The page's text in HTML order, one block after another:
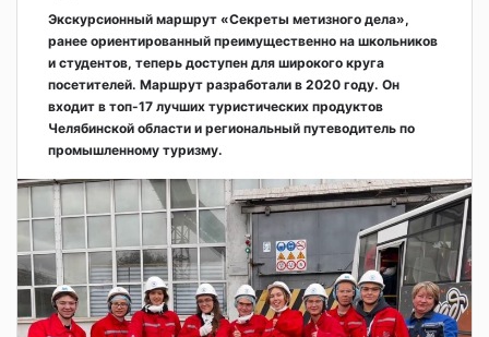
Экскурсионный маршрут «Секреты метизного дела»,
ранее ориентированный преимущественно на школьников
и студентов, теперь доступен для широкого круга
посетителей. Маршрут разработали в 2020 году. Он
входит в топ-17 лучших туристических продуктов
Челябинской области и региональный путеводитель по
промышленному туризму.